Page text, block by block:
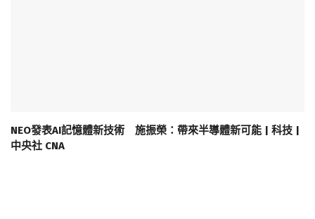
NEO發表AI記憶體新技術 施振榮：帶來半導體新可能 | 科技 |
中央社 CNA